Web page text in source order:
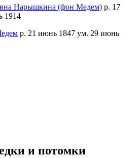
Нарышкина (фон Медем) р. 17
1914
р. 21 июнь 1847 ум. 29 июнь
и потомки